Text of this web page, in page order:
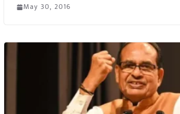
May 30, 2016